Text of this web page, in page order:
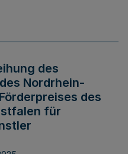
des
Nordrhein-
des
für